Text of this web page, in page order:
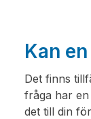
Kan
Det finns
fråga har
det till din